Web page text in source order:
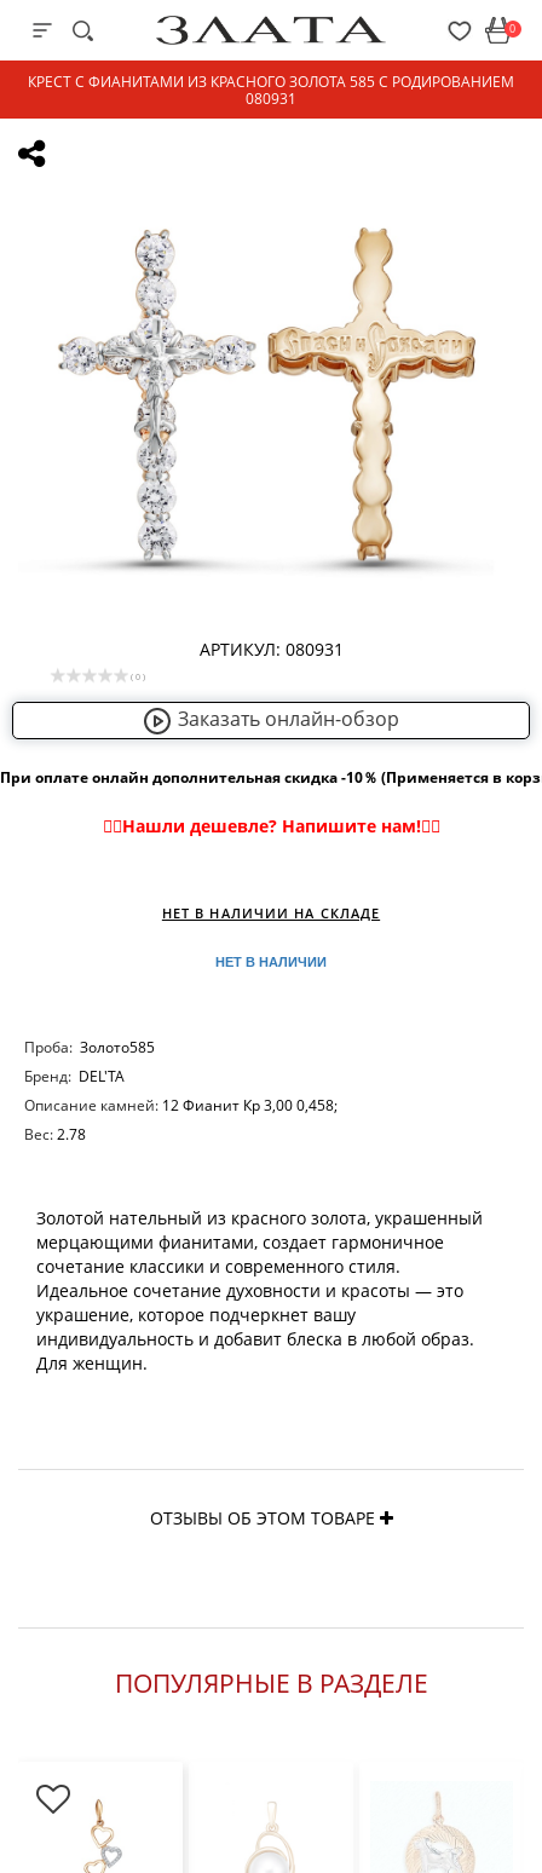
0
КРЕСТ С ФИАНИТАМИ ИЗ КРАСНОГО ЗОЛОТА 585 С РОДИРОВАНИЕМ
080931
АРТИКУЛ: 080931
( 0 )
Заказать онлайн-обзор
При оплате онлайн дополнительная скидка -10％ (Применяется в
НЕТ В НАЛИЧИИ
НЕТ В НАЛИЧИИ НА СКЛАДЕ
Проба: Золото585
Бренд: DEL'TA
Описание камней: 12 Фианит Кр 3,00 0,458;
Вес:2.78
Золотой нательный из красного золота, украшенный
мерцающими фианитами, создает гармоничное
сочетание классики и современного стиля.
Идеальное сочетание духовности и красоты — это
украшение, которое подчеркнет вашу
индивидуальность и добавит блеска в любой образ.
Для женщин.
ОТЗЫВЫ ОБ ЭТОМ ТОВАРЕ
ПОПУЛЯРНЫЕ В РАЗДЕЛЕ